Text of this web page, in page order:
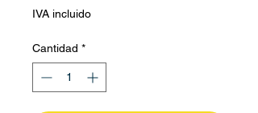
IVA incluido
Cantidad *